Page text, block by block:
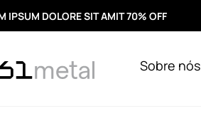
IPSUM DOLORE SIT AMIT 70% OFF
Sobre nós